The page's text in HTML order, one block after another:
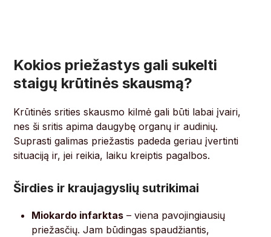
Kokios priežastys gali sukelti
staigų krūtinės skausmą?
Krūtinės srities skausmo kilmė gali būti labai įvairi,
nes ši sritis apima daugybę organų ir audinių.
Suprasti galimas priežastis padeda geriau įvertinti
situaciją ir, jei reikia, laiku kreiptis pagalbos.
Širdies ir kraujagyslių sutrikimai
Miokardo infarktas – viena pavojingiausių
priežasčių. Jam būdingas spaudžiantis,